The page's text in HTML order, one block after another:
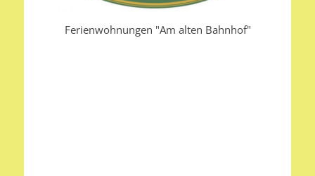
Ferienwohnungen "Am alten Bahnhof"